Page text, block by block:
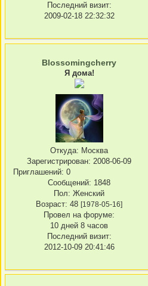
Последний визит:
2009-02-18 22:32:32
Blossomingcherry
Я дома!
Откуда: Москва
Зарегистрирован: 2008-06-09
Приглашений: 0
Сообщений: 1848
Пол: Женский
Возраст: 48 [1978-05-16]
Провел на форуме:
10 дней 8 часов
Последний визит:
2012-10-09 20:41:46